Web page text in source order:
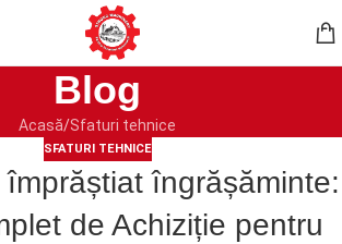
Blog
Acasă Sfaturi tehnice
SFATURI TEHNICE
îngrășăminte:
de Achiziție pentru